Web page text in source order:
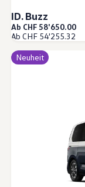
Digitale
VW
Connect
Digitales
2G/3G
Marke und
Unsere
Van
Die
ID. Buzz
Ab CHF 58'650.00
Ab CHF 54'255.32
Neuheit